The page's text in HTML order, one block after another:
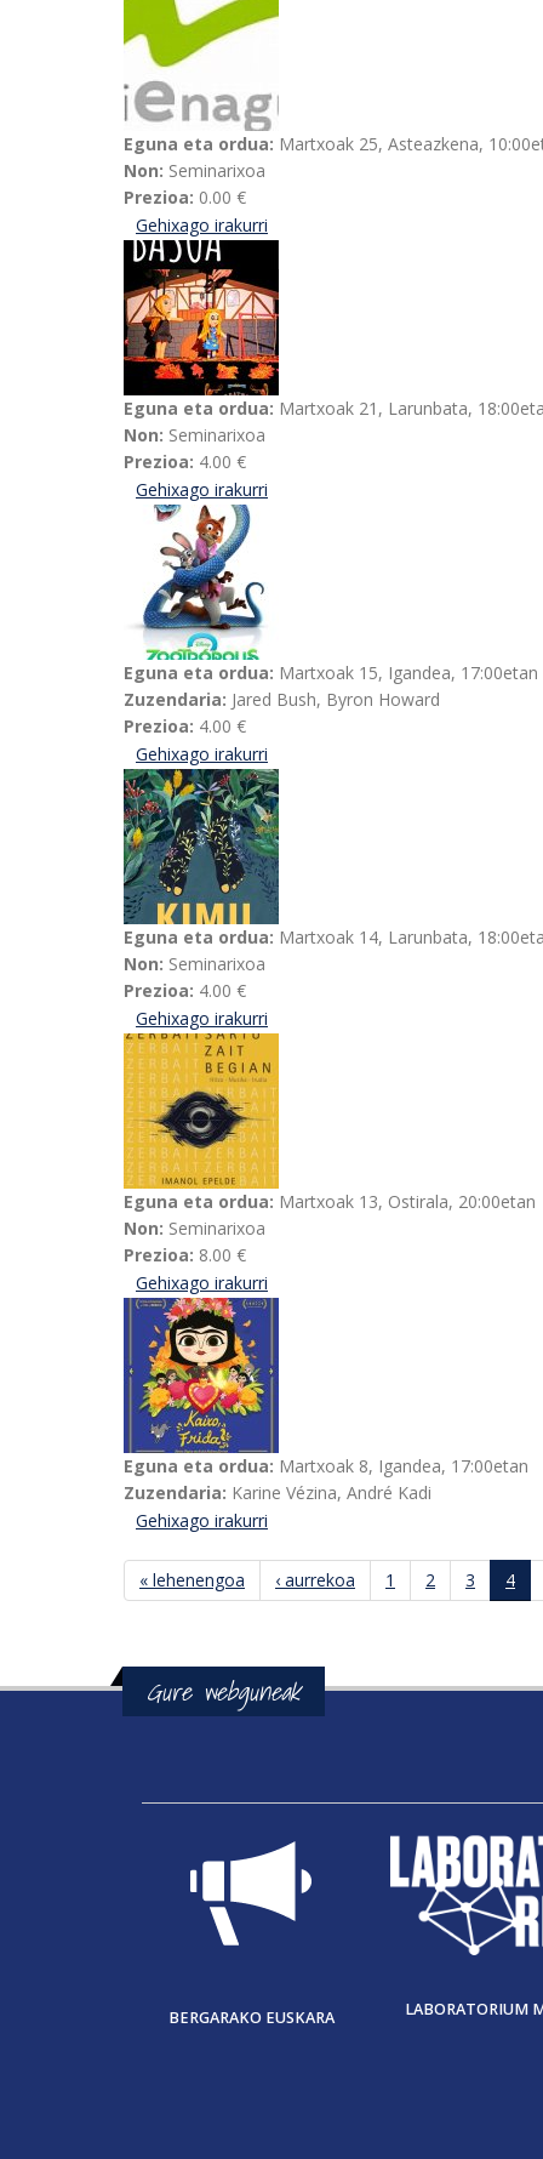
Eguna eta ordua: Martxoak 25, Asteazkena,
Non: Seminarixoa
Prezioa: 0.00 €
Gehixago irakurri
Eguna eta ordua: Martxoak 21, Larunbata,
Non: Seminarixoa
Prezioa: 4.00 €
Gehixago irakurri
Eguna eta ordua: Martxoak 15, Igandea, 17:00etan
Zuzendaria: Jared Bush, Byron Howard
Prezioa: 4.00 €
Gehixago irakurri
Eguna eta ordua: Martxoak 14, Larunbata,
Non: Seminarixoa
Prezioa: 4.00 €
Gehixago irakurri
Eguna eta ordua: Martxoak 13, Ostirala, 20:00etan
Non: Seminarixoa
Prezioa: 8.00 €
Gehixago irakurri
Eguna eta ordua: Martxoak 8, Igandea, 17:00etan
Zuzendaria: Karine Vézina, André Kadi
Gehixago irakurri
« lehenengoa ‹ aurrekoa 1 2 3 4
Gure webguneak
BERGARAKO EUSKARA LABORATORIUM